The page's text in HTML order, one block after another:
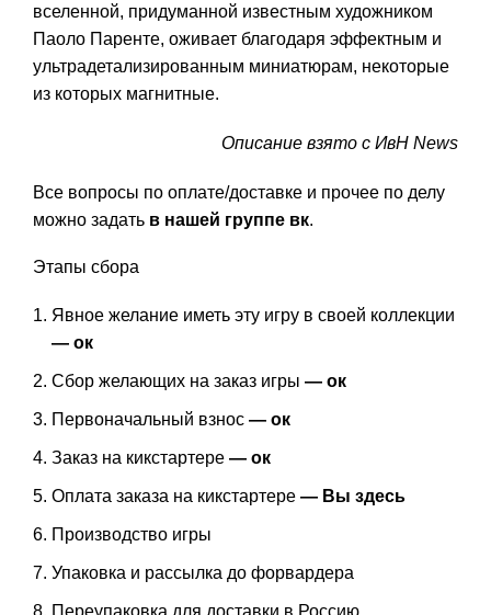
вселенной, придуманной известным художником
Паоло Паренте, оживает благодаря эффектным и
ультрадетализированным миниатюрам, некоторые
из которых магнитные.
Описание взято с ИвН News
Все вопросы по оплате/доставке и прочее по делу
можно задать в нашей группе вк.
Этапы сбора
Явное желание иметь эту игру в своей коллекции
— ок
Сбор желающих на заказ игры — ок
Первоначальный взнос — ок
Заказ на кикстартере — ок
Оплата заказа на кикстартере — Вы здесь
Производство игры
Упаковка и рассылка до форвардера
Переупаковка для доставки в Россию